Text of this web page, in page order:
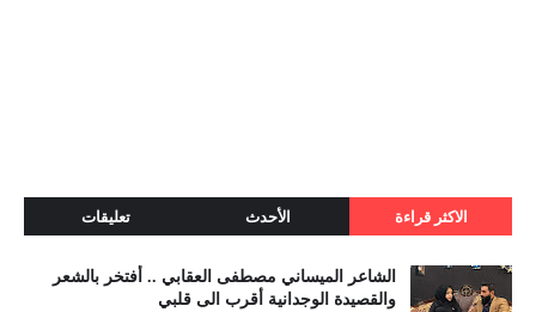
الاكثر قراءة الأحدث تعليقات
الشاعر الميساني مصطفى العقابي .. أفتخر بالشعر
والقصيدة الوجدانية أقرب الى قلبي